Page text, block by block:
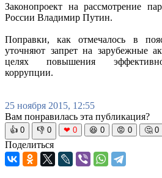
Законопроект на рассмотрение
России Владимир Путин.
Поправки, как отмечалось в
уточняют запрет на зарубежные
целях повышения
коррупции.
25 ноября 2015, 12:55
Вам понравилась эта публикация?
👍 0 👎 0 ❤ 0 😆 0 😡 0 🤔 0
Поделиться